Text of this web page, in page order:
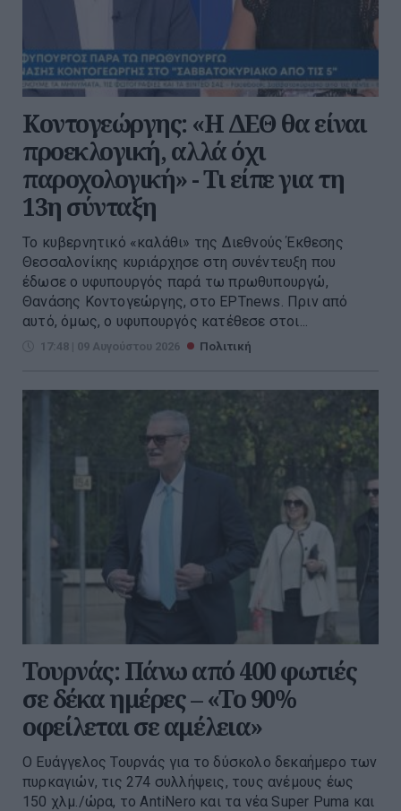
Κοντογεώργης: «Η ΔΕΘ θα είναι
προεκλογική, αλλά όχι
παροχολογική» - Τι είπε για τη
13η σύνταξη
Το κυβερνητικό «καλάθι» της Διεθνούς Έκθεσης
Θεσσαλονίκης κυριάρχησε στη συνέντευξη που
έδωσε ο υφυπουργός παρά τω πρωθυπουργώ,
Θανάσης Κοντογεώργης, στο ΕΡΤnews. Πριν από
αυτό, όμως, ο υφυπουργός κατέθεσε στοι...
17:48 | 09 Αυγούστου 2026 Πολιτική
Τουρνάς: Πάνω από 400 φωτιές
σε δέκα ημέρες – «Το 90%
οφείλεται σε αμέλεια»
Ο Ευάγγελος Τουρνάς για το δύσκολο δεκαήμερο των
πυρκαγιών, τις 274 συλλήψεις, τους ανέμους έως
150 χλμ./ώρα, το AntiNero και τα νέα Super Puma και